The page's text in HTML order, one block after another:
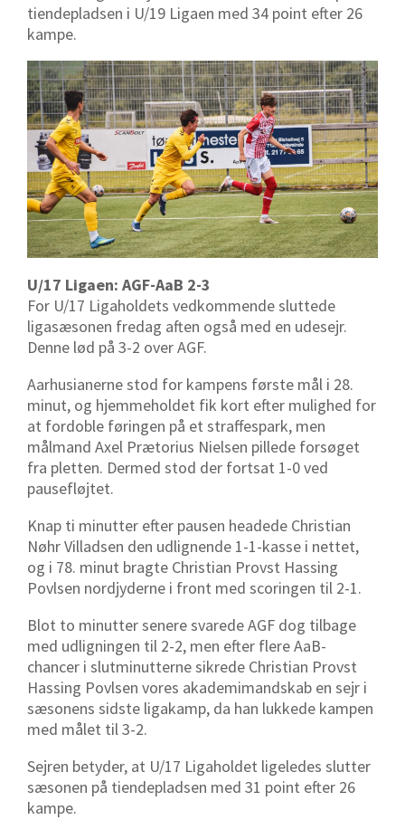
tiendepladsen i U/19 Ligaen med 34 point efter 26
kampe.
U/17 Ligaen: AGF-AaB 2-3
For U/17 Ligaholdets vedkommende sluttede
ligasæsonen fredag aften også med en udesejr.
Denne lød på 3-2 over AGF.
Aarhusianerne stod for kampens første mål i 28.
minut, og hjemmeholdet fik kort efter mulighed for
at fordoble føringen på et straffespark, men
målmand Axel Prætorius Nielsen pillede forsøget
fra pletten. Dermed stod der fortsat 1-0 ved
pausefløjtet.
Knap ti minutter efter pausen headede Christian
Nøhr Villadsen den udlignende 1-1-kasse i nettet,
og i 78. minut bragte Christian Provst Hassing
Povlsen nordjyderne i front med scoringen til 2-1.
Blot to minutter senere svarede AGF dog tilbage
med udligningen til 2-2, men efter flere AaB-
chancer i slutminutterne sikrede Christian Provst
Hassing Povlsen vores akademimandskab en sejr i
sæsonens sidste ligakamp, da han lukkede kampen
med målet til 3-2.
Sejren betyder, at U/17 Ligaholdet ligeledes slutter
sæsonen på tiendepladsen med 31 point efter 26
kampe.